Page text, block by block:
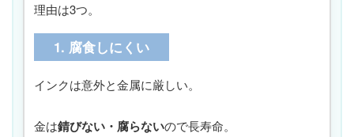
理由は3つ。
1. 腐食しにくい
インクは意外と金属に厳しい。
金は錆びない・腐らないので長寿命。